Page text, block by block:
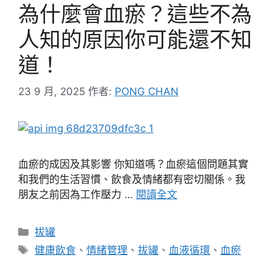
為什麼會血瘀？這些不為
人知的原因你可能還不知
道！
23 9 月, 2025 作者: PONG CHAN
血瘀的成因及其影響 你知道嗎？血瘀這個問題其實
和我們的生活習慣、飲食及情緒都有密切關係。我
朋友之前因為工作壓力 … 閱讀全文
分
類
拔罐
標
健康飲食 、情緒管理 、拔罐 、 血液循環 、 血瘀